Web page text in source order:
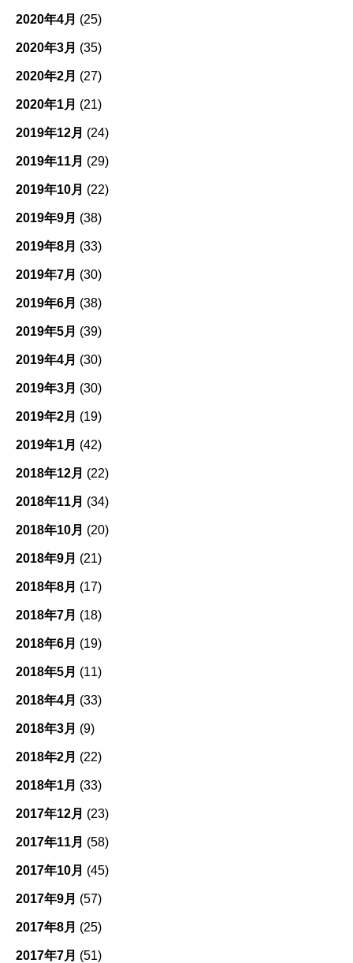
2020年4月 (25)
2020年3月 (35)
2020年2月 (27)
2020年1月 (21)
2019年12月 (24)
2019年11月 (29)
2019年10月 (22)
2019年9月 (38)
2019年8月 (33)
2019年7月 (30)
2019年6月 (38)
2019年5月 (39)
2019年4月 (30)
2019年3月 (30)
2019年2月 (19)
2019年1月 (42)
2018年12月 (22)
2018年11月 (34)
2018年10月 (20)
2018年9月 (21)
2018年8月 (17)
2018年7月 (18)
2018年6月 (19)
2018年5月 (11)
2018年4月 (33)
2018年3月 (9)
2018年2月 (22)
2018年1月 (33)
2017年12月 (23)
2017年11月 (58)
2017年10月 (45)
2017年9月 (57)
2017年8月 (25)
2017年7月 (51)